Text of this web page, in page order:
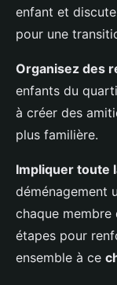
enfant et
pour une
Organisez des
enfants du
à créer des
plus familière.
Impliquer toute
déménagement
chaque membre
étapes pour
ensemble à ce